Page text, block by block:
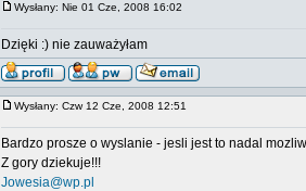
Wysłany: Nie 01 Cze, 2008 16:02
Dzięki :) nie zauważyłam
Wysłany: Czw 12 Cze, 2008 12:51
Bardzo prosze o wyslanie - jesli jest to nadal
Z gory dziekuje!!!
Jowesia@wp.pl